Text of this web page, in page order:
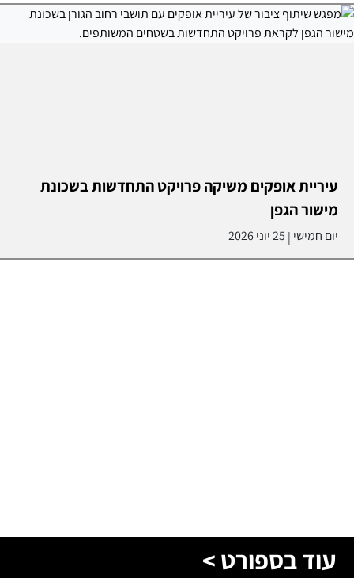
עיריית אופקים משיקה פרויקט התחדשות בשכונת
מישור הגפן
יום חמישי | 25 יוני 2026
עוד בספורט >